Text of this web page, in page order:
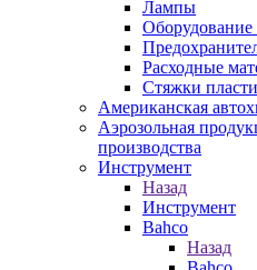
Лампы
Расходные
Стяжки
Американская
Аэрозольная
производства
Инструмент
Назад
Инструмент
Bahco
Назад